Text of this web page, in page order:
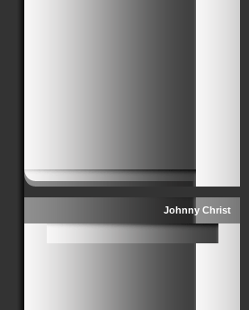
Johnny Christ